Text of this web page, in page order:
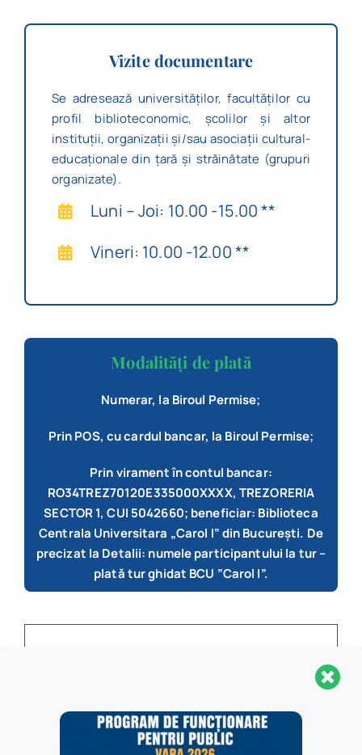
Vizite documentare
Se adresează universităților, facultăților cu
profil biblioteconomic, școlilor și altor
instituții, organizații și/sau asociații cultural-
educaționale din țară și străinătate (grupuri
organizate).
Luni – Joi: 10.00 -15.00 **
Vineri: 10.00 -12.00 **
Modalități de plată
Numerar, la Biroul Permise;
Prin POS, cu cardul bancar, la Biroul Permise;
Prin virament în contul bancar:
RO34TREZ70120E335000XXXX, TREZORERIA
SECTOR 1, CUI 5042660; beneficiar: Biblioteca
Centrala Universitara „Carol I” din București. De
precizat la Detalii: numele participantului la tur –
plată tur ghidat BCU ”Carol I”.
tururi ghidate, pentru elevii din clasele:
VI-XII, însoțiți de cadre didactice.